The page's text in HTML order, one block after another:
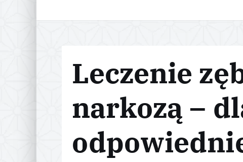
e
Leczenie
narkozą –